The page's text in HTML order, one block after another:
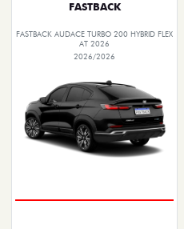
FASTBACK
FASTBACK AUDACE TURBO 200 HYBRID FLEX
AT 2026
2026/2026